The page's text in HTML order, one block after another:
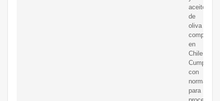
aceite
de
oliva
compras
en
Chile.
Cumple
con
normativas
para